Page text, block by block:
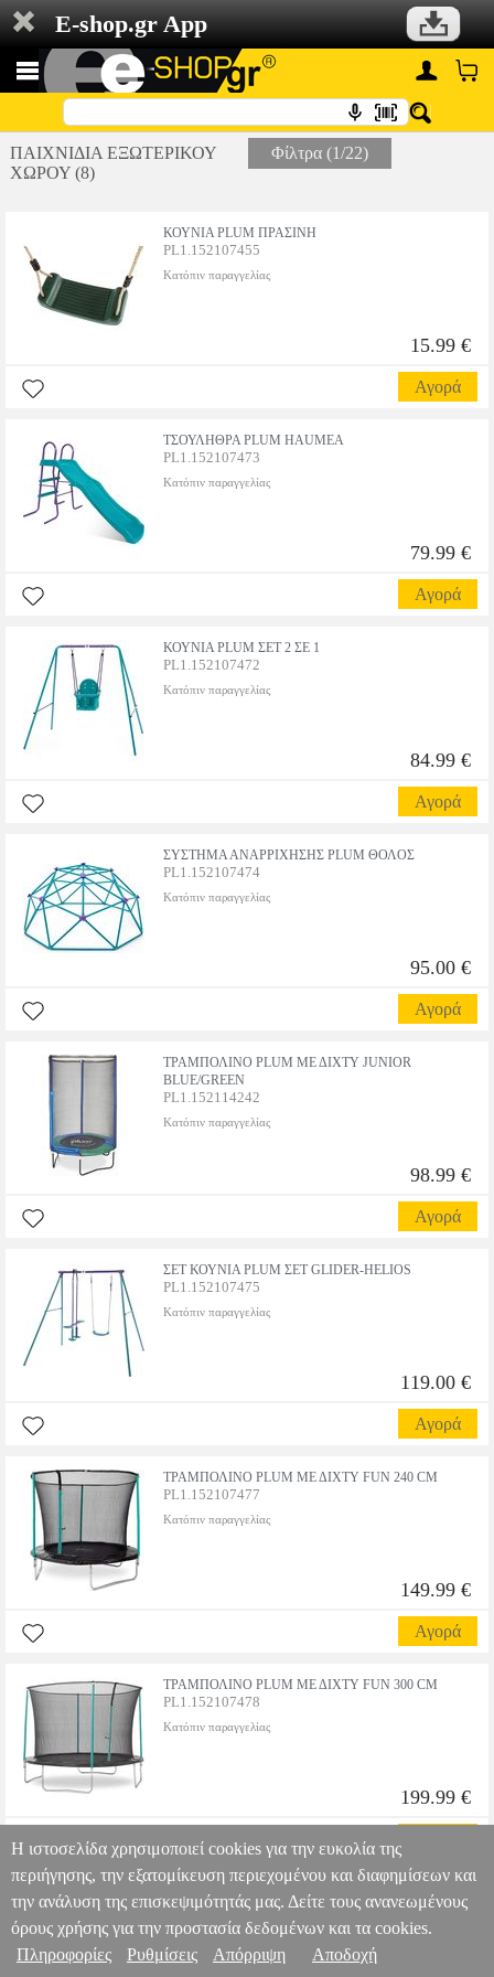
E-shop.gr App
ΠΑΙΧΝΙΔΙΑ ΕΞΩΤΕΡΙΚΟΥ
ΧΩΡΟΥ (8)
Φίλτρα (1/22)
ΚΟΥΝΙΑ PLUM ΠΡΑΣΙΝΗ
PL1.152107455
Κατόπιν παραγγελίας
15.99 €
Αγορά
ΤΣΟΥΛΗΘΡΑ PLUM HAUMEA
PL1.152107473
Κατόπιν παραγγελίας
79.99 €
Αγορά
ΚΟΥΝΙΑ PLUM ΣΕΤ 2 ΣΕ 1
PL1.152107472
Κατόπιν παραγγελίας
84.99 €
Αγορά
ΣΥΣΤΗΜΑ ΑΝΑΡΡΙΧΗΣΗΣ PLUM ΘΟΛΟΣ
PL1.152107474
Κατόπιν παραγγελίας
95.00 €
Αγορά
ΤΡΑΜΠΟΛΙΝΟ PLUM ΜΕ ΔΙΧΤΥ JUNIOR
BLUE/GREEN
PL1.152114242
Κατόπιν παραγγελίας
98.99 €
Αγορά
ΣΕΤ ΚΟΥΝΙΑ PLUM ΣΕΤ GLIDER-HELIOS
PL1.152107475
Κατόπιν παραγγελίας
119.00 €
Αγορά
ΤΡΑΜΠΟΛΙΝΟ PLUM ΜΕ ΔΙΧΤΥ FUN 240 CM
PL1.152107477
Κατόπιν παραγγελίας
149.99 €
Αγορά
ΤΡΑΜΠΟΛΙΝΟ PLUM ΜΕ ΔΙΧΤΥ FUN 300 CM
PL1.152107478
Κατόπιν παραγγελίας
199.99 €
Πληροφορίες & Υπηρεσίες >
Η ιστοσελίδα χρησιμοποιεί cookies για την ευκολία της
περιήγησης, την εξατομίκευση περιεχομένου και διαφημίσεων και
την ανάλυση της επισκεψιμότητάς μας. Δείτε τους ανανεωμένους
όρους χρήσης για την προστασία δεδομένων και τα cookies.
Πληροφορίες
Ρυθμίσεις Απόρριψη Αποδοχή